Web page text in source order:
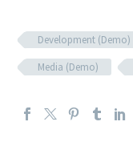
Development (Demo)
Media (Demo)